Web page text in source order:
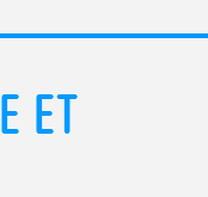
ET